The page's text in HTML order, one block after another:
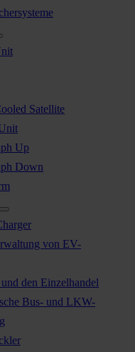
Satellite
Up
Down
von EV-
den Einzelhandel
Bus- und LKW-